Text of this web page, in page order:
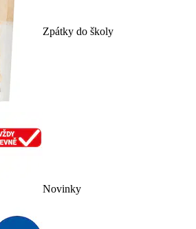
Zpátky do školy
Novinky